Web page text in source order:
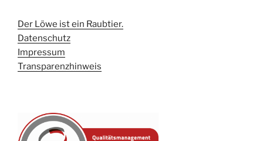
Der Löwe ist ein Raubtier.
Datenschutz
Impressum
Transparenzhinweis